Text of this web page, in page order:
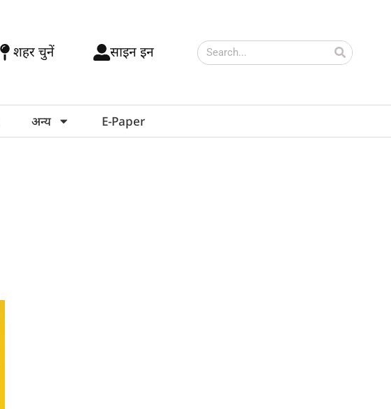
शहर चुनें साइन इन
अन्य E-Paper